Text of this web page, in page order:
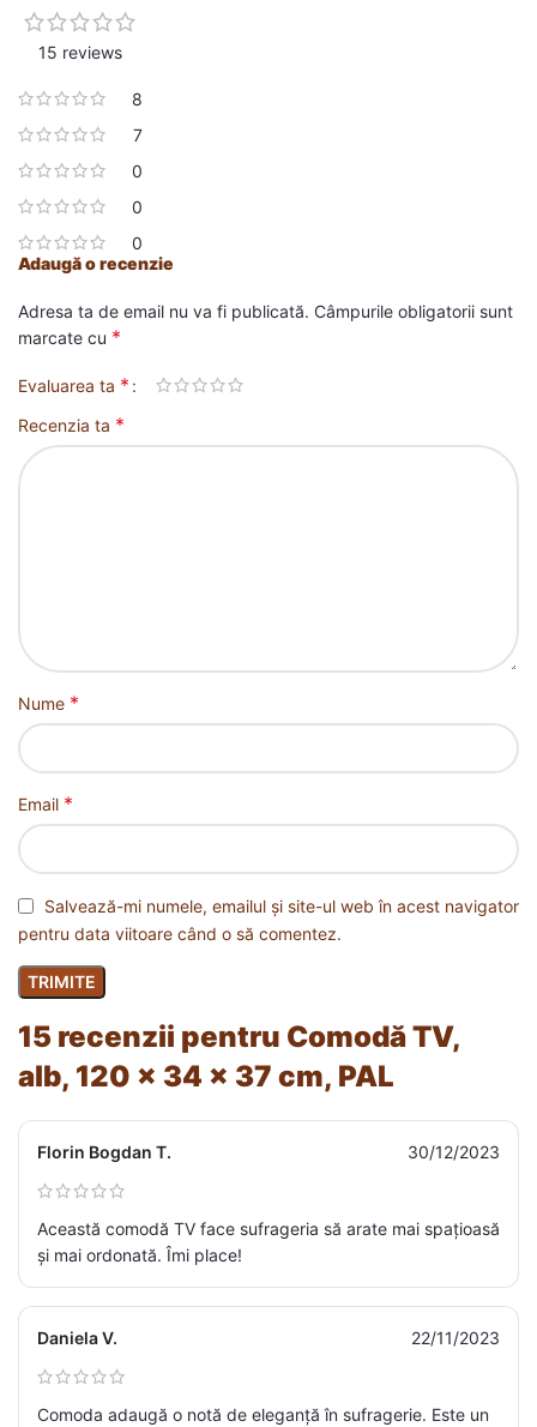
15 reviews
8
7
0
0
0
15 recenzii pentru Comodă TV,
alb, 120 x 34 x 37 cm, PAL
Florin Bogdan T. 30/12/2023
Această comodă TV face sufrageria să arate mai spațioasă
și mai ordonată. Îmi place!
Daniela V. 22/11/2023
Comoda adaugă o notă de eleganță în sufragerie. Este un
Adaugă o recenzie
Adresa ta de email nu va fi publicată. Câmpurile obligatorii sunt
marcate cu *
Evaluarea ta *
Recenzia ta *
Nume *
Email *
Salvează-mi numele, emailul și site-ul web în acest navigator
pentru data viitoare când o să comentez.